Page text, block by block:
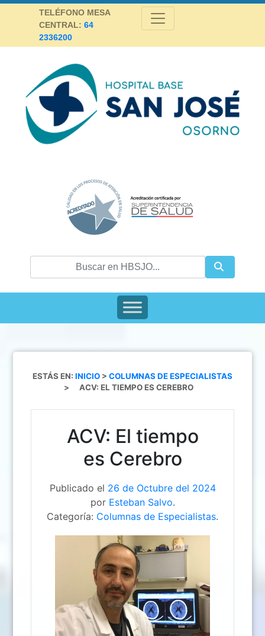
Skip
TELÉFONO MESA
CENTRAL: 64
2336200
ESTÁS EN: INICIO > COLUMNAS DE ESPECIALISTAS
>
ACV: EL TIEMPO ES CEREBRO
ACV: El tiempo
es Cerebro
Publicado el 26 de Octubre del 2024
por Esteban Salvo.
Categoría: Columnas de Especialistas.